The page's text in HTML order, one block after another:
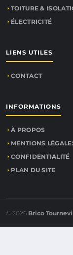
TOITURE &
ÉLECTRICITÉ
LIENS UTILES
CONTACT
INFORMATIONS
À PROPOS
MENTIONS
CONFIDENTIALITÉ
PLAN DU SITE
© 2026 Brico